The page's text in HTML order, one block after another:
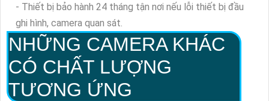
- Thiết bị bảo hành 24 tháng tận nơi nếu lỗi thiết bị đầu
ghi hình, camera quan sát.
NHỮNG CAMERA KHÁC
CÓ CHẤT LƯỢNG
TƯƠNG ỨNG